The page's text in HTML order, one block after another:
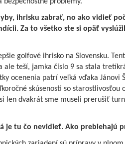
ihrisku zabrať, no ako vidieť
Za to všetko ste si opäť
golfové ihrisko na Slovensku.
ale teší, jamka číslo 9 sa stala
ocenenia patrí veľká vďaka Jánovi
skúsenosti so starostlivosťou
len dvakrát sme museli prerušiť
je tu čo nevidieť. Ako prebiehajú